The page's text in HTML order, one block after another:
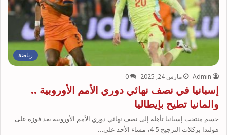
رياضة
Admin مارس 24, 2025 0
إسبانيا في نصف نهائي دوري الأمم الأوروبية ..
والمانيا تطيح بإيطاليا
حسم منتخب إسبانيا تأهله إلى نصف نهائي دوري الأمم الأوروبية بعد فوزه على
هولندا بركلات الترجيح 5-4، مساء الأحد على…